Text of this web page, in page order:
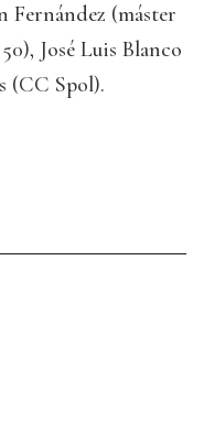
Fernández (máster
José Luis Blanco
(CC Spol).